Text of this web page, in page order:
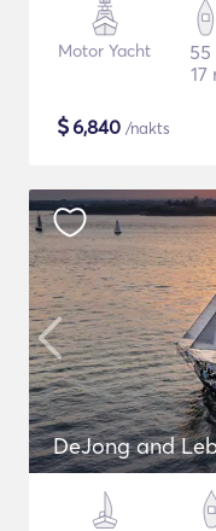
Motor Yacht
17
$6,840 /nakts
DeJong and